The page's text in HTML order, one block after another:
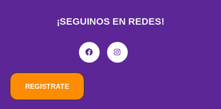
¡SEGUINOS EN REDES!
REGISTRATE